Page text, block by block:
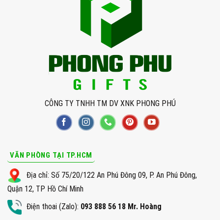
CÔNG TY TNHH TM DV XNK PHONG PHÚ
VĂN PHÒNG TẠI TP.HCM
Địa chỉ: Số 75/20/122 An Phú Đông 09, P. An Phú Đông,
Quận 12, TP Hồ Chí Minh
Điện thoai (Zalo): 093 888 56 18 Mr. Hoàng